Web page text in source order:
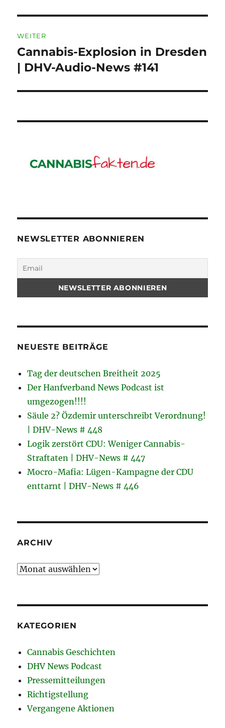
WEITER
Nächster
Beitrag:
Cannabis-Explosion in Dresden
| DHV-Audio-News #141
NEWSLETTER ABONNIEREN
NEUESTE BEITRÄGE
Tag der deutschen Breitheit 2025
Der Hanfverband News Podcast ist
umgezogen!!!!
Säule 2? Özdemir unterschreibt Verordnung!
| DHV-News # 448
Logik zerstört CDU: Weniger Cannabis-
Straftaten | DHV-News # 447
Mocro-Mafia: Lügen-Kampagne der CDU
enttarnt | DHV-News # 446
ARCHIV
Archiv
KATEGORIEN
Cannabis Geschichten
DHV News Podcast
Pressemitteilungen
Richtigstellung
Vergangene Aktionen